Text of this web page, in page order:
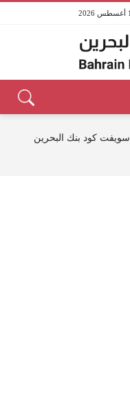
سويفت كود بنك البحرين